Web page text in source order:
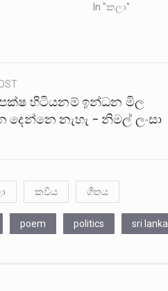
In "කලා"
හිටියනම් ඉන්ධන මිල
දෙන්නෙ නැහැ – නිමල් ලංසා
කවිය ගීතය
poem politics sri lanka